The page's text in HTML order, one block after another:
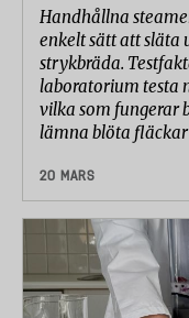
Handhållna
enkelt sätt att släta
strykbräda.
laboratorium testa
vilka som fungerar
lämna blöta fläckar
20 MARS